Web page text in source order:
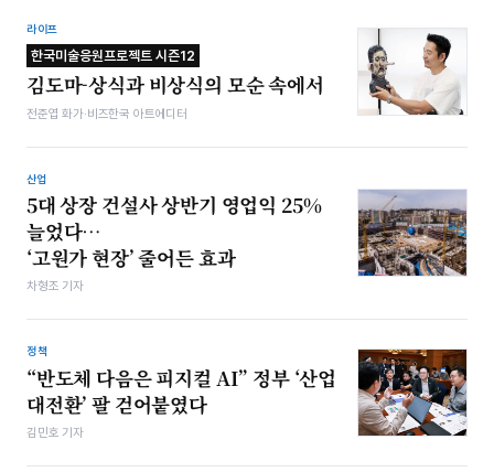
라이프
한국미술응원프로젝트 시즌12
김도마-상식과 비상식의 모순 속에서
전준엽 화가·비즈한국 아트에디터
산업
5대 상장 건설사 상반기 영업익 25%
늘었다…
‘고원가 현장’ 줄어든 효과
차형조 기자
정책
“반도체 다음은 피지컬 AI” 정부 ‘산업
대전환’ 팔 걷어붙였다
김민호 기자